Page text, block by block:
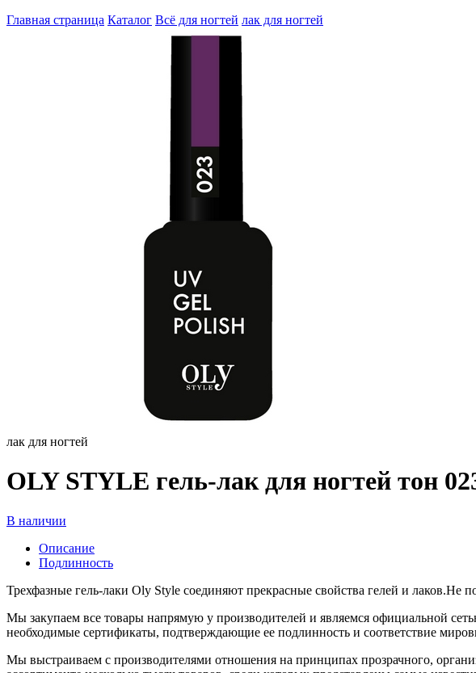
Главная страница Каталог Всё для ногтей лак для ногтей
лак для ногтей
OLY STYLE гель-лак для ногтей тон
В наличии
Описание
Подлинность
Трехфазные гель-лаки Oly Style соединяют прекрасные свойства гелей и лаков.Не
Мы закупаем все товары напрямую у производителей и являемся официальной
необходимые сертификаты, подтверждающие ее подлинность и соответствие
Мы выстраиваем с производителями отношения на принципах прозрачного,